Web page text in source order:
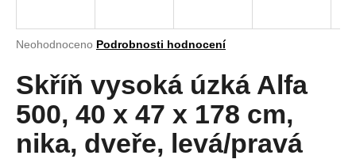
Průměrné
produktu
je
0,0
z
hvězdiček.
Neohodnoceno Podrobnosti hodnocení
Skříň vysoká úzká Alfa
500, 40 x 47 x 178 cm,
nika, dveře, levá/pravá
j
t
?